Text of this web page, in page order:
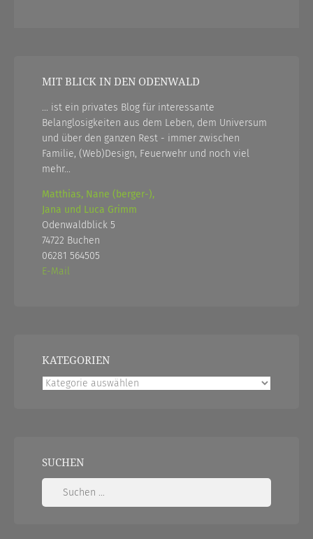
MIT BLICK IN DEN ODENWALD
... ist ein privates Blog für interessante
Belanglosigkeiten aus dem Leben, dem Universum
und über den ganzen Rest - immer zwischen
Familie, (Web)Design, Feuerwehr und noch viel
mehr...
Matthias, Nane (berger-),
Jana und Luca Grimm
Odenwaldblick 5
74722 Buchen
06281 564505
E-Mail
KATEGORIEN
Kategorien
SUCHEN
Suchen